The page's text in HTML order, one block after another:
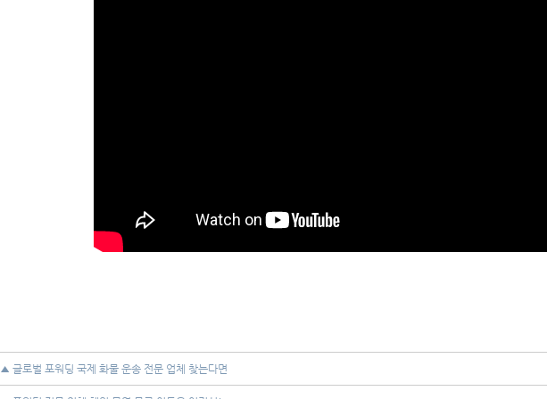
▲ 글로벌 포워딩 국제 화물 운송 전문 업체 찾는다면